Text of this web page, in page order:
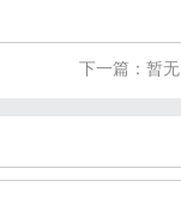
下一篇：暂无